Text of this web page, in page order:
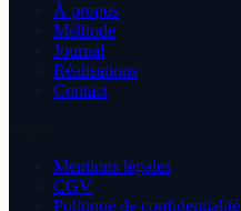
À propos
Méthode
Journal
Réalisations
Contact
Mentions légales
CGV
Politique de confidentialité